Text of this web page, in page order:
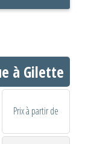
à Gilette
Prix à partir de